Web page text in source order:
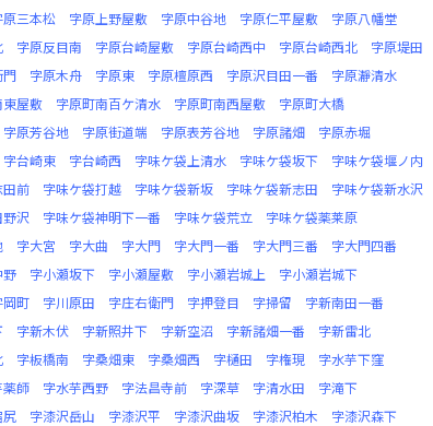
原三本松 字原上野屋敷 字原中谷地 字原仁平屋敷
字原八幡堂
字原反目南 字原台崎屋敷 字原台崎西中 字原台崎西北
字原堤田
門 字原木舟 字原東 字原檀原西 字原沢目田一番
字原瀞清水
東屋敷 字原町南百ケ清水 字原町南西屋敷
字原町大橋
字原芳谷地 字原街道端 字原表芳谷地 字原諸畑
字原赤堀
字台崎東 字台崎西 字味ケ袋上清水 字味ケ袋坂下
字味ケ袋堰ノ内
田前 字味ケ袋打越 字味ケ袋新坂 字味ケ袋新志田
字味ケ袋新水沢
沢 字味ケ袋神明下一番 字味ケ袋荒立
字味ケ袋薬莱原
字大宮 字大曲 字大門 字大門一番 字大門三番
字大門四番
野 字小瀬坂下 字小瀬屋敷 字小瀬岩城上
字小瀬岩城下
岡町 字川原田 字庄右衛門 字押登目 字掃留
字新南田一番
字新木伏 字新照井下 字新空沼 字新諸畑一番
字新雷北
字板橋南 字桑畑東 字桑畑西 字樋田 字権現
字水芋下窪
薬師 字水芋西野 字法昌寺前 字深草 字清水田
字滝下
尻 字漆沢岳山 字漆沢平 字漆沢曲坂 字漆沢柏木
字漆沢森下